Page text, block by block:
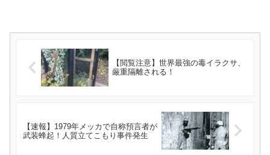
【閲覧注意】世界最強の毒イラクサ、
厳重隔離される！
【速報】1979年メッカで自称預言者が
武装蜂起！人質立てこもり事件発生